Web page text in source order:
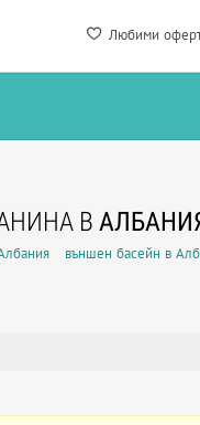
Любими
В
външен басейн в